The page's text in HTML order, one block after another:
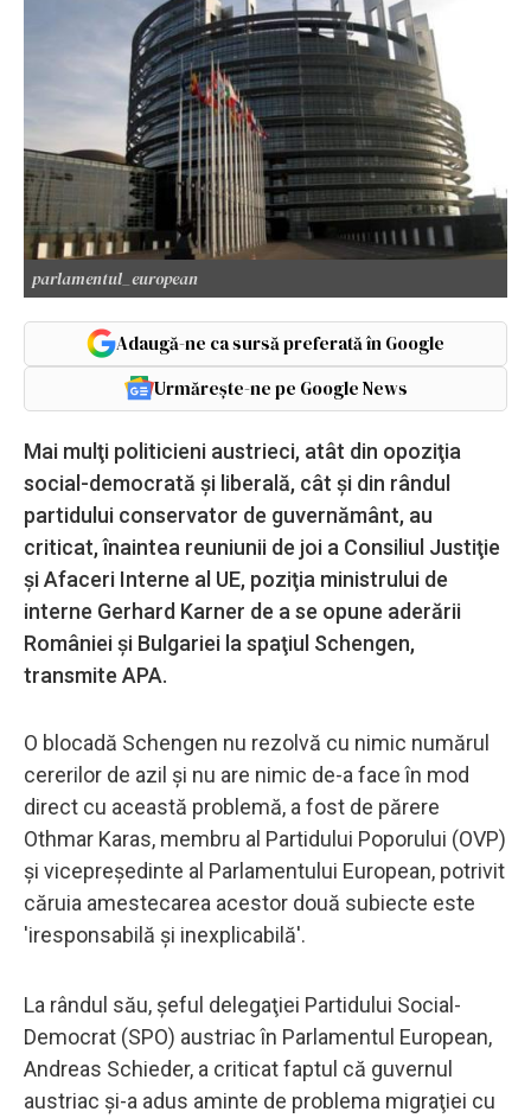
parlamentul_european
Adaugă-ne ca sursă preferată în Google
Urmărește-ne pe Google News
Mai mulţi politicieni austrieci, atât din opoziţia
social-democrată şi liberală, cât şi din rândul
partidului conservator de guvernământ, au
criticat, înaintea reuniunii de joi a Consiliul Justiţie
şi Afaceri Interne al UE, poziţia ministrului de
interne Gerhard Karner de a se opune aderării
României şi Bulgariei la spaţiul Schengen,
transmite APA.
O blocadă Schengen nu rezolvă cu nimic numărul
cererilor de azil şi nu are nimic de-a face în mod
direct cu această problemă, a fost de părere
Othmar Karas, membru al Partidului Poporului (OVP)
şi vicepreşedinte al Parlamentului European, potrivit
căruia amestecarea acestor două subiecte este
'iresponsabilă şi inexplicabilă'.
La rândul său, şeful delegaţiei Partidului Social-
Democrat (SPO) austriac în Parlamentul European,
Andreas Schieder, a criticat faptul că guvernul
austriac şi-a adus aminte de problema migraţiei cu